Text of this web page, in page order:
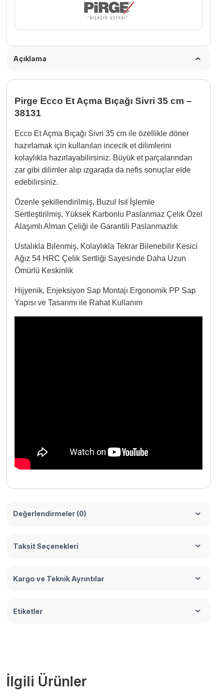
Açıklama
Pirge Ecco Et Açma Bıçağı Sivri 35 cm –
38131
Ecco Et Açma Bıçağı Sivri 35 cm ile özellikle döner
hazırlamak için kullanılan incecik et dilimlerini
kolaylıkla hazırlayabilirsiniz. Büyük et parçalarından
zar gibi dilimler alıp ızgarada da nefis sonuçlar elde
edebilirsiniz.
Özenle şekillendirilmiş, Buzul Isıl İşlemle
Sertleştirilmiş, Yüksek Karbonlu Paslanmaz Çelik Özel
Alaşımlı Alman Çeliği ile Garantili Paslanmazlık
Ustalıkla Bilenmiş, Kolaylıkla Tekrar Bilenebilir Kesici
Ağız 54 HRC Çelik Sertliği Sayesinde Daha Uzun
Ömürlü Keskinlik
Hijyenik, Enjeksiyon Sap Montajı Ergonomik PP Sap
Yapısı ve Tasarımı ile Rahat Kullanım
Değerlendirmeler (0)
Taksit Seçenekleri
Kargo ve Teknik Ayrıntılar
Etiketler
İlgili Ürünler